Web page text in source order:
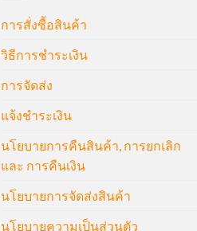
การสั่งซื้อสินค้า
วิธีการชำระเงิน
การจัดส่ง
แจ้งชำระเงิน
นโยบายการคืนสินค้า, การยกเลิก
และ การคืนเงิน
นโยบายการจัดส่งสินค้า
นโยบายความเป็นส่วนตัว